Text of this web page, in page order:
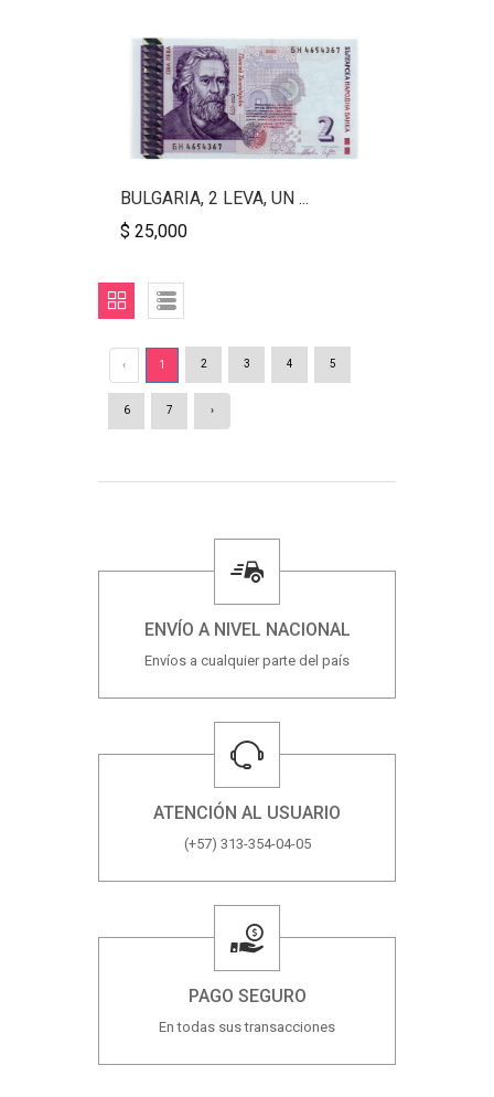
BULGARIA, 2 LEVA, UN ...
$ 25,000
‹ 1 2 3 4 5
6 7 ›
ENVÍO A NIVEL NACIONAL
Envíos a cualquier parte del país
ATENCIÓN AL USUARIO
(+57) 313-354-04-05
PAGO SEGURO
En todas sus transacciones